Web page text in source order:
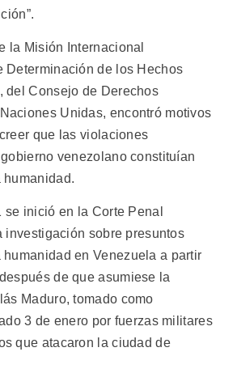
la Misión Internacional
Determinación de los Hechos
del Consejo de Derechos
Unidas, encontró motivos
que las violaciones
venezolano constituían
humanidad.
se inició en la Corte Penal
investigación sobre presuntos
en Venezuela a partir
de que asumiese la
Maduro, tomado como
3 de enero por fuerzas militares
que atacaron la ciudad de